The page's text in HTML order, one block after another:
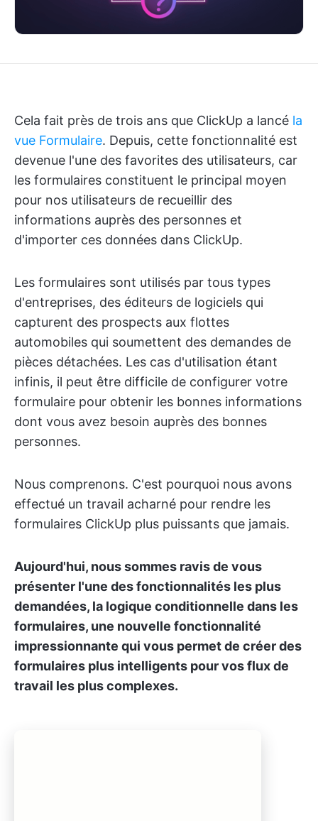
Cela fait près de trois ans que ClickUp a lancé la
vue Formulaire. Depuis, cette fonctionnalité est
devenue l'une des favorites des utilisateurs, car
les formulaires constituent le principal moyen
pour nos utilisateurs de recueillir des
informations auprès des personnes et
d'importer ces données dans ClickUp.
Les formulaires sont utilisés par tous types
d'entreprises, des éditeurs de logiciels qui
capturent des prospects aux flottes
automobiles qui soumettent des demandes de
pièces détachées. Les cas d'utilisation étant
infinis, il peut être difficile de configurer votre
formulaire pour obtenir les bonnes informations
dont vous avez besoin auprès des bonnes
personnes.
Nous comprenons. C'est pourquoi nous avons
effectué un travail acharné pour rendre les
formulaires ClickUp plus puissants que jamais.
Aujourd'hui, nous sommes ravis de vous
présenter l'une des fonctionnalités les plus
demandées, la logique conditionnelle dans les
formulaires, une nouvelle fonctionnalité
impressionnante qui vous permet de créer des
formulaires plus intelligents pour vos flux de
travail les plus complexes.